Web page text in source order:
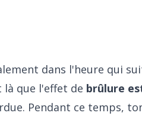
dans l'heure qui
là que l'effet de brûlure
Pendant ce temps,